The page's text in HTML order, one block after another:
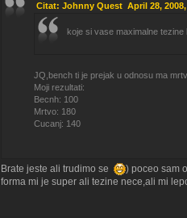
Citat: Johnny Quest April 28,
koje si vase maximalne tezine
JQ,bench ti je prejak u odnosu ma
Moji rezultati:
Becnh: 100
Mrtvo: 180
Cucanj: 140
Brate jeste ali trudimo se
) poceo sam
forma mi je super ali tezine nece,ali mi